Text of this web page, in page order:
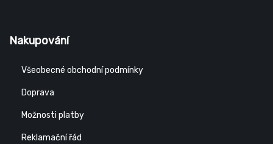
Nakupování
Všeobecné obchodní podmínky
Doprava
Možnosti platby
Reklamační řád